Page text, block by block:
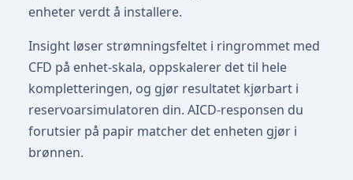
enheter verdt å installere.
Insight løser strømningsfeltet i ringrommet med
CFD på enhet-skala, oppskalerer det til hele
kompletteringen, og gjør resultatet kjørbart i
reservoarsimulatoren din. AICD-responsen du
forutsier på papir matcher det enheten gjør i
brønnen.